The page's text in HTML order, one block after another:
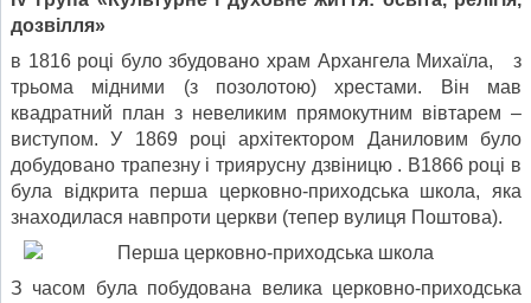
дозвілля»
в 1816 році було збудовано храм Архангела Михаїла, з
трьома мідними (з позолотою) хрестами. Він мав
квадратний план з невеликим прямокутним вівтарем –
виступом. У 1869 році архітектором Даниловим було
добудовано трапезну і триярусну дзвіницю . В1866 році в
була відкрита перша церковно-приходська школа, яка
знаходилася навпроти церкви (тепер вулиця Поштова).
З часом була побудована велика церковно-приходська